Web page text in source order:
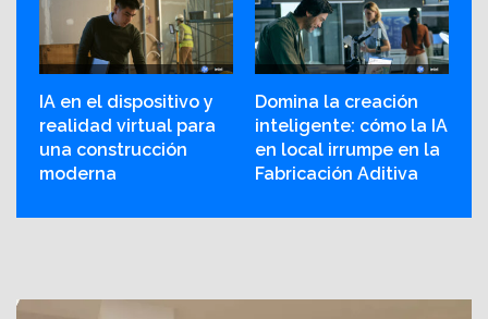
IA en el dispositivo y
realidad virtual para
una construcción
moderna
Domina la creación
inteligente: cómo la IA
en local irrumpe en la
Fabricación Aditiva